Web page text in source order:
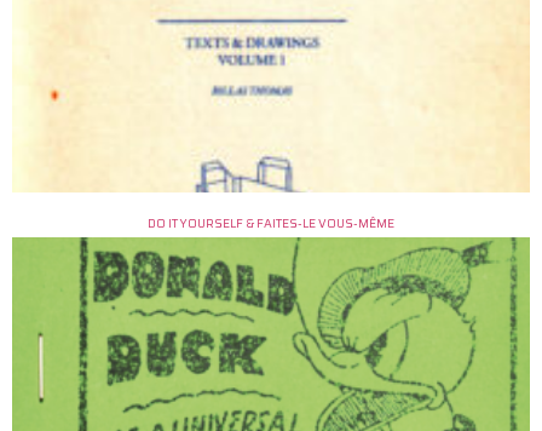
DO IT YOURSELF & FAITES-LE VOUS-MÊME